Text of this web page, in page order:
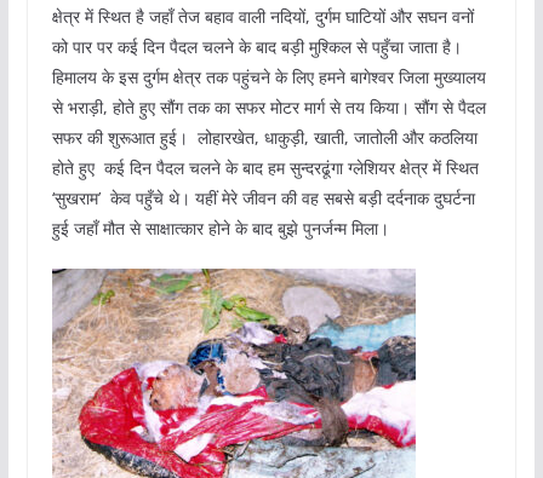
क्षेत्र में स्थित है जहॉं तेज बहाव वाली नदियों, दुर्गम घाटियों और सघन वनों
को पार पर कई दिन पैदल चलने के बाद बड़ी मुश्किल से पहुँचा जाता है।
हिमालय के इस दुर्गम क्षेत्र तक पहुंचने के लिए हमने बागेश्‍वर जिला मुख्‍यालय
से भराड़ी, होते हुए सौंग तक का सफर मोटर मार्ग से तय किया। सौंग से पैदल
सफर की शुरूआत हुई। लोहारखेत, धाकुड़ी, खाती, जातोली और कठलिया
होते हुए कई दिन पैदल चलने के बाद हम सुन्‍दरढूंगा ग्‍लेशियर क्षेत्र में स्थित
‘सुखराम’ केव पहुँचे थे। यहीं मेरे जीवन की वह सबसे बड़ी दर्दनाक दुघर्टना
हुई जहॉं मौत से साक्षात्‍कार होने के बाद बुझे पुनर्जन्‍म मिला।